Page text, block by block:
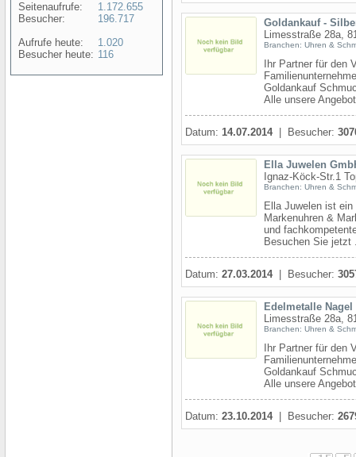
Seitenaufrufe:
Besucher:
Aufrufe heute:
Besucher heute:
1.172.655
196.717
1.020
116
Goldankauf -
Limesstraße 28a,
Branchen: Uhren &
Ihr Partner für den
Goldankauf
Alle unsere
Datum: 14.07.2014| Besucher:
Ella Juwelen
Ignaz-Köck-Str.1
Branchen: Uhren &
Ella Juwelen ist
Markenuhren &
und
Besuchen Sie jetzt
Datum: 27.03.2014| Besucher:
Edelmetalle Nagel
Limesstraße 28a,
Branchen: Uhren &
Ihr Partner für den
Goldankauf
Alle unsere
Datum: 23.10.2014| Besucher: